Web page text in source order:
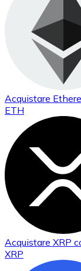
Acquistare
ETH
Acquistare XRP
XRP